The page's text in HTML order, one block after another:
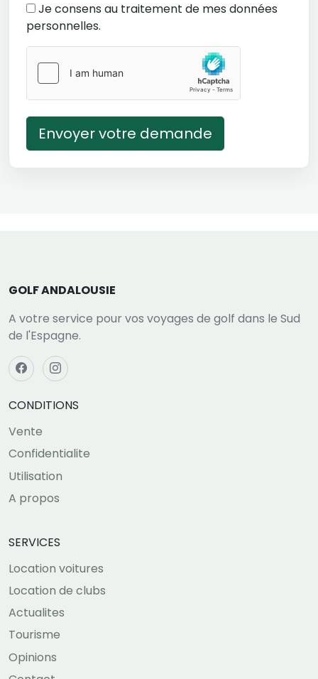
Je consens au traitement de mes données
personnelles.
Envoyer votre demande
GOLF ANDALOUSIE
A votre service pour vos voyages de golf dans le Sud
de l'Espagne.
CONDITIONS
Vente
Confidentialite
Utilisation
A propos
SERVICES
Location voitures
Location de clubs
Actualites
Tourisme
Opinions